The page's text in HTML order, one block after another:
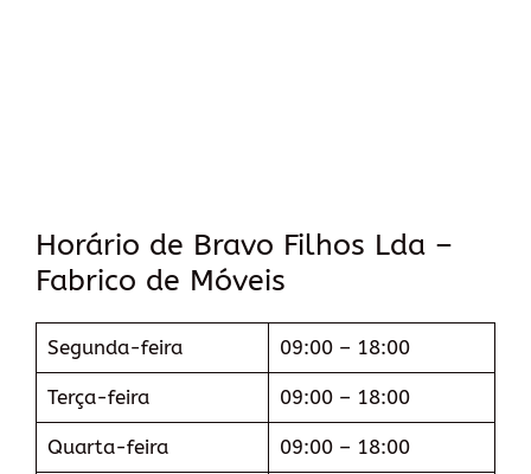
Horário de Bravo Filhos Lda –
Fabrico de Móveis
Segunda-feira 09:00 – 18:00
Terça-feira 09:00 – 18:00
Quarta-feira 09:00 – 18:00